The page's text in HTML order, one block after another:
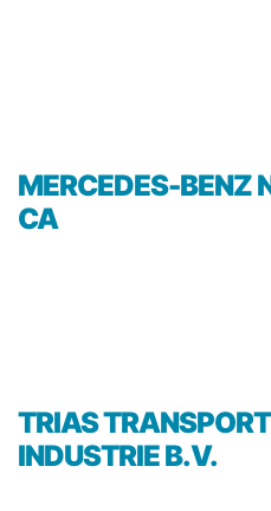
MERCEDES-BENZ NEDERLAND B.V.
CA
TRIAS TRANSPORTWERKTUIGEN
INDUSTRIE B.V.